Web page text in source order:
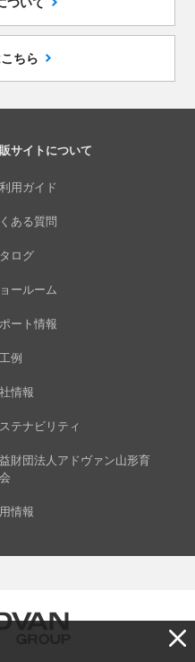
ちら
サイトについて
用ガイド
ある質問
ログ
ールーム
ート情報
例
情報
テナビリティ
財団法人アドヴァン山形育
情報